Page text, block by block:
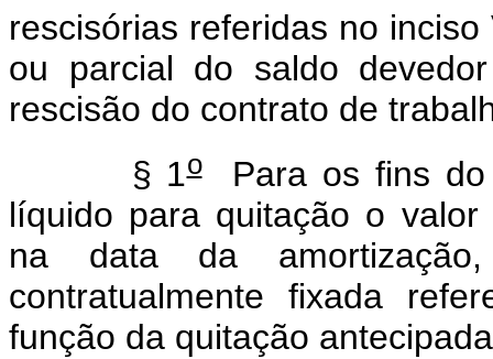
rescisórias referidas no
ou parcial do saldo
rescisão do contrato de
§ 1oPara os fins
líquido para quitação o
na data da
contratualmente fixada
função da quitação